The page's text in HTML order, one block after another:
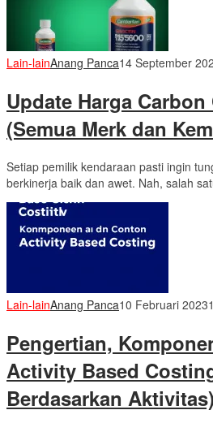
Lain-lainAnang Panca14 September
Update Harga Carbon
(Semua Merk dan
Setiap pemilik kendaraan pasti ingin
berkinerja baik dan awet. Nah, salah
Lain-lainAnang Panca10 Februari 2023
Pengertian,
Activity Based
Berdasarkan